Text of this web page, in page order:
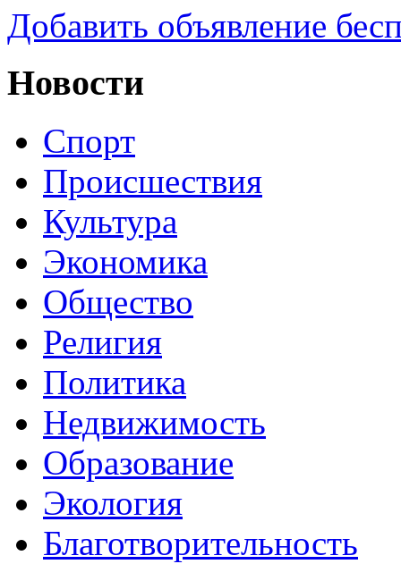
Добавить объявление
Новости
Спорт
Происшествия
Культура
Экономика
Общество
Религия
Политика
Недвижимость
Образование
Экология
Благотворительность